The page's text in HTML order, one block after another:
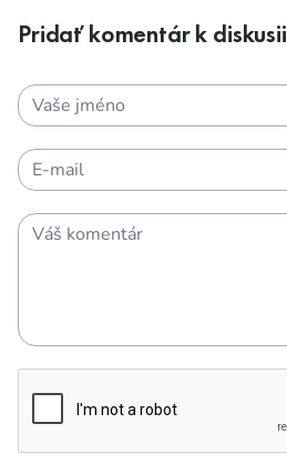
Pridať komentár k diskusii